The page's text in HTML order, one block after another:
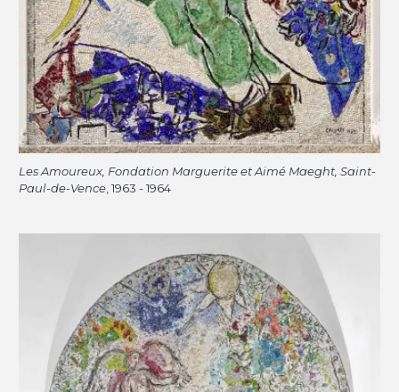
Les Amoureux, Fondation Marguerite et Aimé Maeght, Saint-
Paul-de-Vence , 1963 - 1964